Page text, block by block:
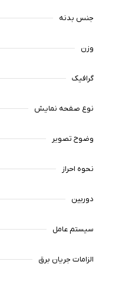
جنس بدنه
وزن
گرافیک
نوع صفحه نمایش
وضوح تصویر
نحوه احراز
دوربین
سیستم عامل
الزامات جریان برق